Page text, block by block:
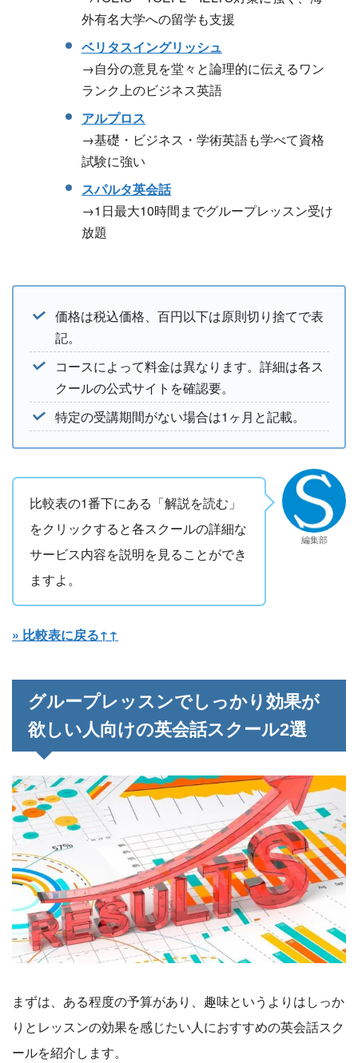
外有名大学への留学も支援
ベリタスイングリッシュ
→自分の意見を堂々と論理的に伝えるワン
ランク上のビジネス英語
アルプロス
→基礎・ビジネス・学術英語も学べて資格
試験に強い
スパルタ英会話
→1日最大10時間までグループレッスン受け
放題
価格は税込価格、百円以下は原則切り捨てで表
記。
コースによって料金は異なります。詳細は各ス
クールの公式サイトを確認要。
特定の受講期間がない場合は1ヶ月と記載。
比較表の1番下にある「解説を読む」
をクリックすると各スクールの詳細な
サービス内容を説明を見ることができ
ますよ。
編集部
» 比較表に戻る↑↑
グループレッスンでしっかり効果が
欲しい人向けの英会話スクール2選
まずは、ある程度の予算があり、趣味というよりはしっか
りとレッスンの効果を感じたい人におすすめの英会話スク
ールを紹介します。